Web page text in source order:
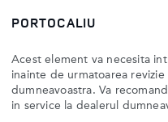
PORTOCALIU
Acest element va necesita
inainte de urmatoarea
dumneavoastra. Va
in service la dealerul